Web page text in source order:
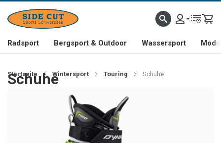
Radsport Bergsport & Outdoor Wassersport
Startseite Wintersport Touring Schuhe
Schuhe